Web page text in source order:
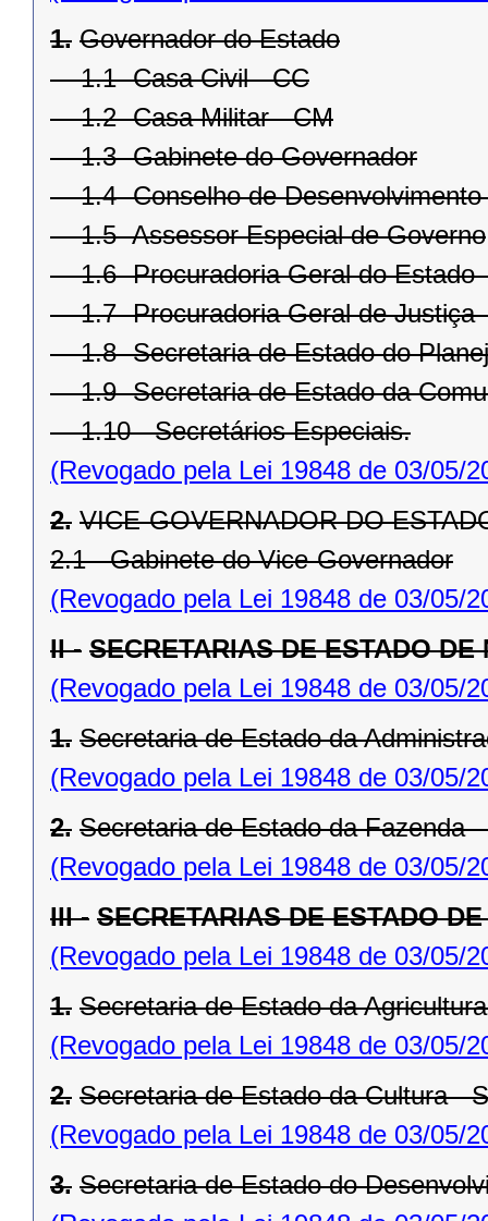
1. Governador do Estado
1.1- Casa Civil - CC
1.2- Casa Militar - CM
1.3- Gabinete do Governador
1.4- Conselho de Desenvolvimento
1.5- Assessor Especial de Governo
1.6- Procuradoria Geral do Estado
1.7- Procuradoria Geral de Justiça
1.8- Secretaria de Estado do
1.9- Secretaria de Estado da
1.10 - Secretários Especiais.
(Revogado pela Lei 19848 de 03/05/
2. VICE-GOVERNADOR DO
2.1 - Gabinete do Vice-Governador
(Revogado pela Lei 19848 de 03/05/
II - SECRETARIAS DE ESTADO
(Revogado pela Lei 19848 de 03/05/
1. Secretaria de Estado da
(Revogado pela Lei 19848 de 03/05/
2. Secretaria de Estado da Fazenda
(Revogado pela Lei 19848 de 03/05/
III - SECRETARIAS DE ESTADO
(Revogado pela Lei 19848 de 03/05/
1. Secretaria de Estado da
(Revogado pela Lei 19848 de 03/05/
2. Secretaria de Estado da Cultura -
(Revogado pela Lei 19848 de 03/05/
3. Secretaria de Estado do